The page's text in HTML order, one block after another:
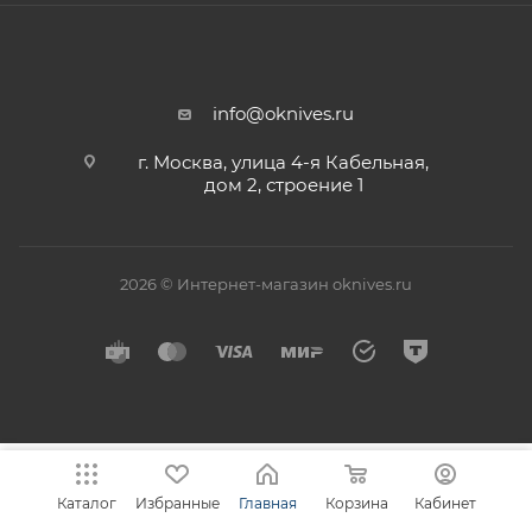
info@oknives.ru
г. Москва, улица 4-я Кабельная,
дом 2, строение 1
2026 © Интернет-магазин oknives.ru
Каталог Избранные Главная Корзина Кабинет